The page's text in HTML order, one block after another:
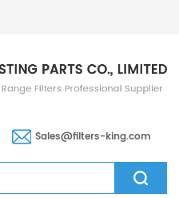
Sales@filters-king.com